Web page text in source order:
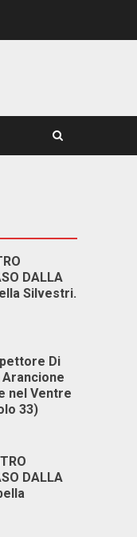
DALLA
Silvestri.
Di
Arancione
nel Ventre
33)
DALLA